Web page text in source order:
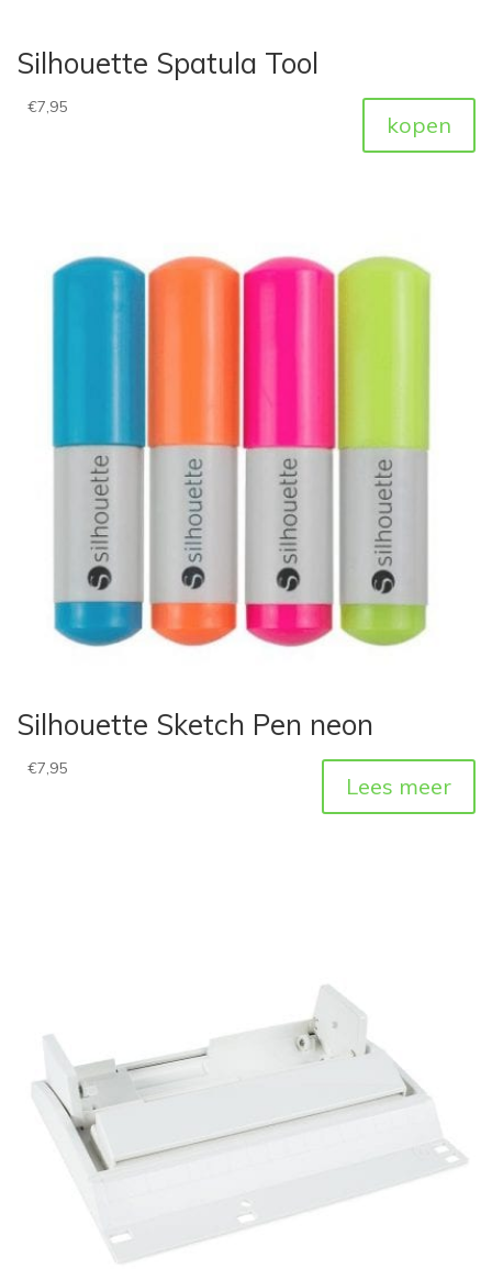
Silhouette Spatula Tool
€7,95
kopen
Silhouette Sketch Pen neon
€7,95
Lees meer